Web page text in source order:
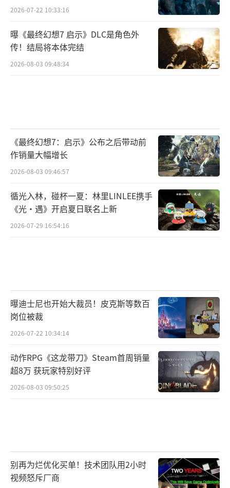
2026-07-22 10:33:16
曝《最终幻想7 启示》DLC是角色外
传！结局将本体完结
2026-08-03 09:48:34
《最终幻想7：启示》公布之后带动前
作销量大幅增长
2026-08-03 09:46:57
循光入林，碰杯一夏：林里LINLEE携手
《光·遇》开启夏日联名上新
2026-07-29 16:54:16
曝迪士尼也开始大裁员！皮克斯等数百
岗位被裁
2026-07-22 10:34:14
动作RPG《这龙带刀》Steam首周销量
超8万 获玩家特别好评
2026-08-03 09:50:25
别再为烂优化买单！技术团队用2小时
视频怒斥厂商